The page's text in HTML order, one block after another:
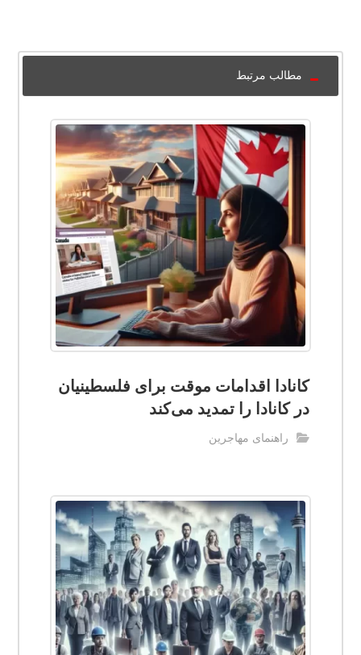
مطالب مرتبط
کانادا اقدامات موقت برای فلسطینیان
در کانادا را تمدید می‌کند
راهنمای مهاجرین